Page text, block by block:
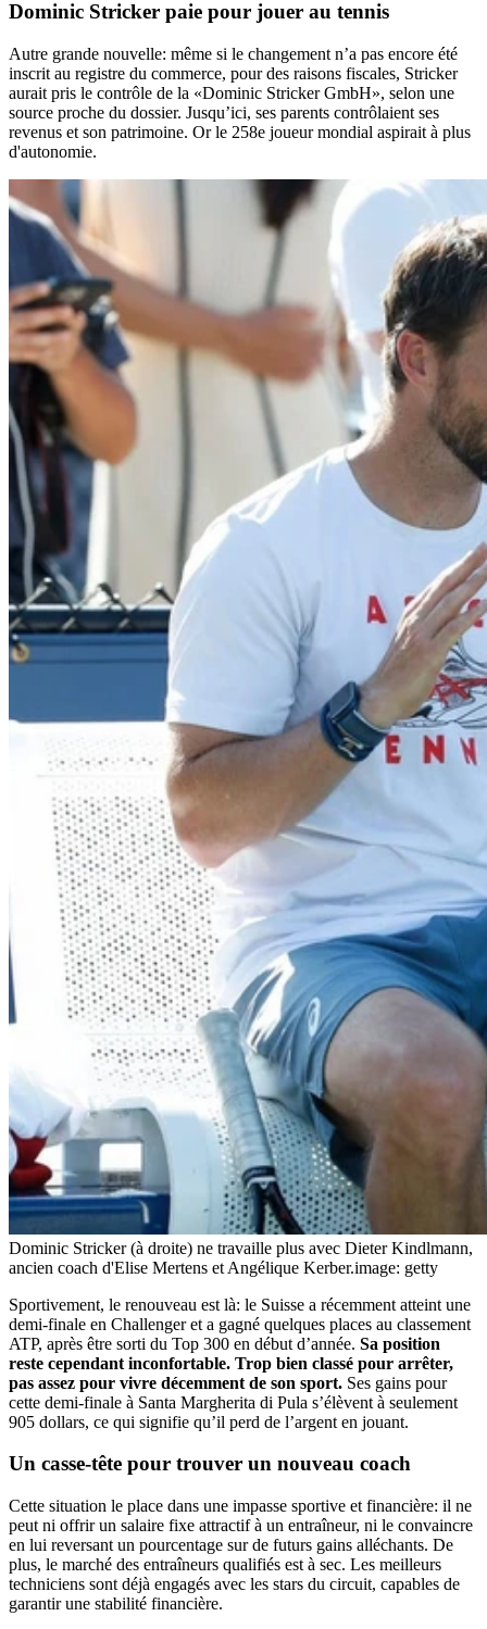
Dominic Stricker paie pour jouer au tennis
Autre grande nouvelle: même si le changement n’a pas encore été
inscrit au registre du commerce, pour des raisons fiscales, Stricker
aurait pris le contrôle de la «Dominic Stricker GmbH», selon une
source proche du dossier. Jusqu’ici, ses parents contrôlaient ses
revenus et son patrimoine. Or le 258e joueur mondial aspirait à plus
d'autonomie.
Dominic Stricker (à droite) ne travaille plus avec Dieter Kindlmann,
ancien coach d'Elise Mertens et Angélique Kerber.image: getty
Sportivement, le renouveau est là: le Suisse a récemment atteint une
demi-finale en Challenger et a gagné quelques places au classement
ATP, après être sorti du Top 300 en début d’année. Sa position
reste cependant inconfortable. Trop bien classé pour arrêter,
pas assez pour vivre décemment de son sport. Ses gains pour
cette demi-finale à Santa Margherita di Pula s’élèvent à seulement
905 dollars, ce qui signifie qu’il perd de l’argent en jouant.
Un casse-tête pour trouver un nouveau coach
Cette situation le place dans une impasse sportive et financière: il ne
peut ni offrir un salaire fixe attractif à un entraîneur, ni le convaincre
en lui reversant un pourcentage sur de futurs gains alléchants. De
plus, le marché des entraîneurs qualifiés est à sec. Les meilleurs
techniciens sont déjà engagés avec les stars du circuit, capables de
garantir une stabilité financière.